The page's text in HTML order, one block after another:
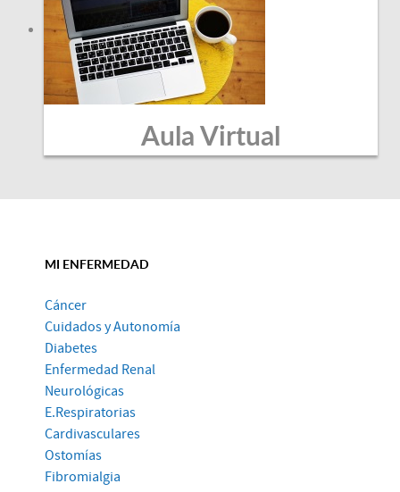
Aula Virtual
MI ENFERMEDAD
Cáncer
Cuidados y Autonomía
Diabetes
Enfermedad Renal
Neurológicas
E.Respiratorias
Cardivasculares
Ostomías
Fibromialgia